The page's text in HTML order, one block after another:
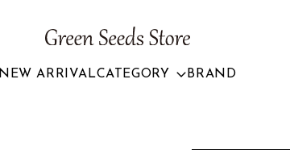
NEW ARRIVALCATEGORY BRAND